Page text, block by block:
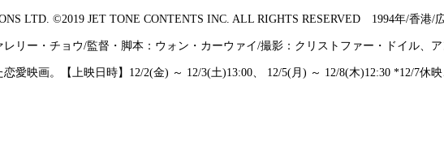
LTD. ©2019 JET TONE CONTENTS INC. ALL RIGHTS RESERVED 1994年/香
リー・チョウ/監督・脚本：ウォン・カーウァイ/撮影：クリストファー・ドイル
映画。【上映日時】12/2(金) ～ 12/3(土)13:00、 12/5(月) ～ 12/8(木)12:30 *12/7休映